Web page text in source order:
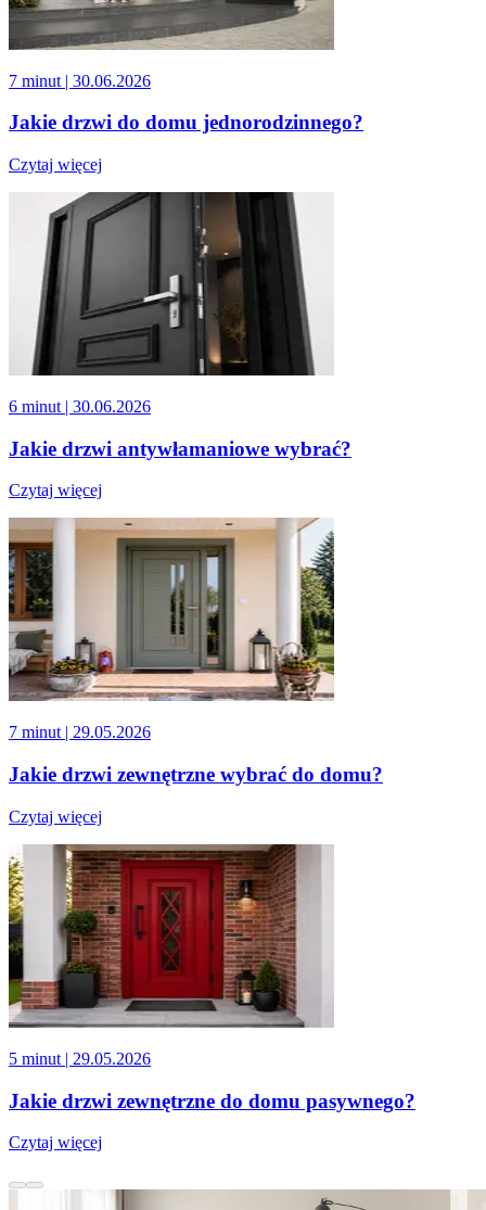
7 minut | 30.06.2026
Jakie drzwi do domu jednorodzinnego?
Czytaj więcej
6 minut | 30.06.2026
Jakie drzwi antywłamaniowe wybrać?
Czytaj więcej
7 minut| 29.05.2026
Jakie drzwi zewnętrzne wybrać do domu?
Czytaj więcej
5 minut | 29.05.2026
Jakie drzwi zewnętrzne do domu pasywnego?
Czytaj więcej